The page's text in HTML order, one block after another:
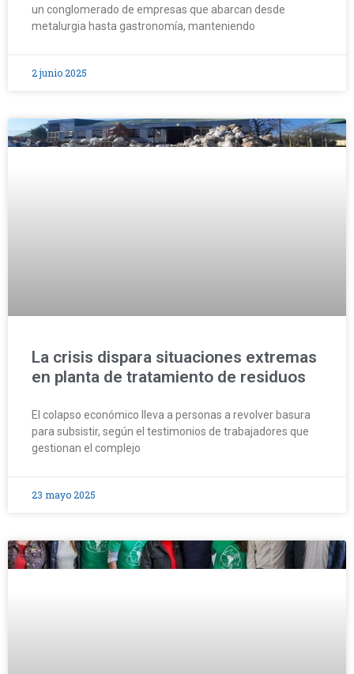
un conglomerado de empresas que abarcan desde
metalurgia hasta gastronomía, manteniendo
2 junio 2025
La crisis dispara situaciones extremas
en planta de tratamiento de residuos
El colapso económico lleva a personas a revolver basura
para subsistir, según el testimonios de trabajadores que
gestionan el complejo
23 mayo 2025